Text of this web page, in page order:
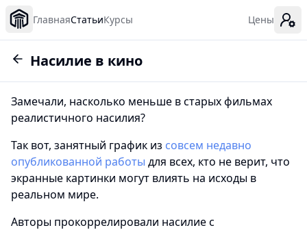
ГлавнаяСтатьиКурсы Цены
Насилие в кино
Замечали, насколько меньше в старых фильмах
реалистичного насилия?
Так вот, занятный график из совсем недавно
опубликованной работы для всех, кто не верит, что
экранные картинки могут влиять на исходы в
реальном мире.
Авторы прокоррелировали насилие с